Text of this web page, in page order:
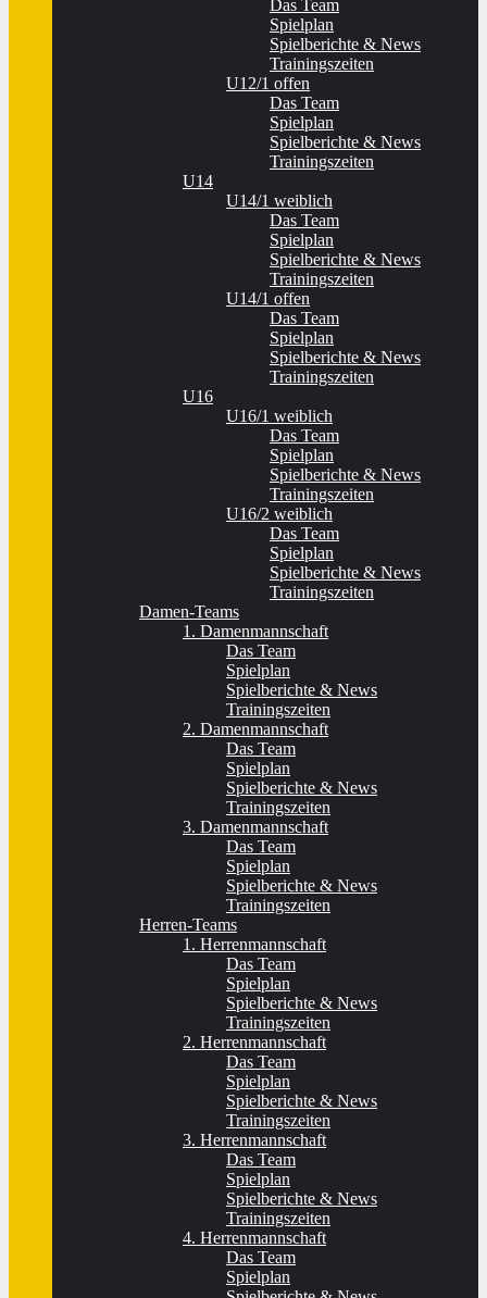
Das Team
Spielplan
Spielberichte & News
Trainingszeiten
U12/1 offen
Das Team
Spielplan
Spielberichte & News
Trainingszeiten
U14
U14/1 weiblich
Das Team
Spielplan
Spielberichte & News
Trainingszeiten
U14/1 offen
Das Team
Spielplan
Spielberichte & News
Trainingszeiten
U16
U16/1 weiblich
Das Team
Spielplan
Spielberichte & News
Trainingszeiten
U16/2 weiblich
Das Team
Spielplan
Spielberichte & News
Trainingszeiten
Damen-Teams
1. Damenmannschaft
Das Team
Spielplan
Spielberichte & News
Trainingszeiten
2. Damenmannschaft
Das Team
Spielplan
Spielberichte & News
Trainingszeiten
3. Damenmannschaft
Das Team
Spielplan
Spielberichte & News
Trainingszeiten
Herren-Teams
1. Herrenmannschaft
Das Team
Spielplan
Spielberichte & News
Trainingszeiten
2. Herrenmannschaft
Das Team
Spielplan
Spielberichte & News
Trainingszeiten
3. Herrenmannschaft
Das Team
Spielplan
Spielberichte & News
Trainingszeiten
4. Herrenmannschaft
Das Team
Spielplan